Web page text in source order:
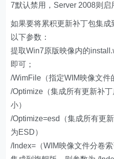
7默认禁用，Server 2008则启
如果要将累积更新补丁包集成
以下参数：
提取Win7原版映像内的
即可；
/WimFile（指定WIM映像文件
/Optimize（集成所有更新补
小）
/Optimize=esd（集成所有更
为ESD）
/Index=（WIM映像文件分卷